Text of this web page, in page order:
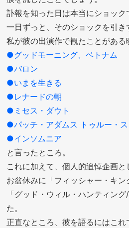
訃報を知った日は本当にショック
一日ずっと、そのショックを引き
私が彼の出演作で観たことがある
●グッドモーニング、ベトナム
●バロン
●いまを生きる
●レナードの朝
●ミセス・ダウト
●パッチ・アダムス トゥルー・
●インソムニア
と言ったところ。
これに加えて、個人的追悼企画と
お盆休みに「フィッシャー・キン
「グッド・ウィル・ハンティン
た。
正直なところ、彼を語るにはこ